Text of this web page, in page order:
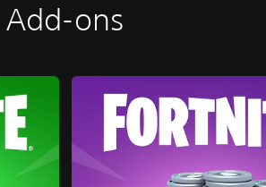
Add-ons